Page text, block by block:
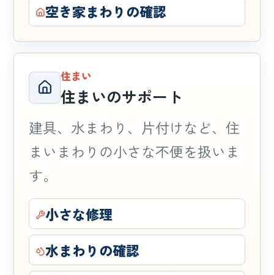
空き家まわりの確認
住まい
住まいのサポート
建具、水まわり、片付けなど、住
まいまわりの小さな不便を扱いま
す。
小さな修理
水まわりの確認